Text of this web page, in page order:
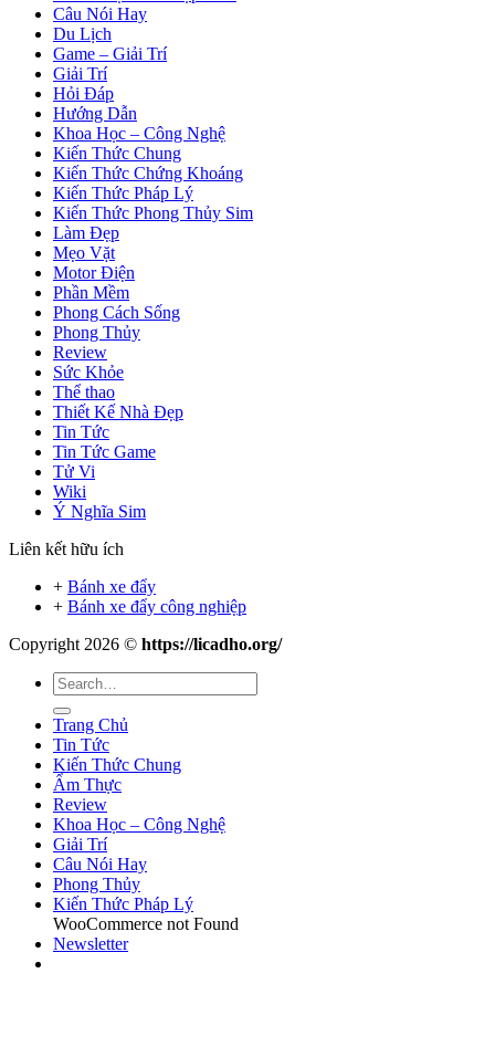
Câu Nói Hay
Du Lịch
Game – Giải Trí
Giải Trí
Hỏi Đáp
Hướng Dẫn
Khoa Học – Công Nghệ
Kiến Thức Chung
Kiến Thức Chứng Khoáng
Kiến Thức Pháp Lý
Kiến Thức Phong Thủy Sim
Làm Đẹp
Mẹo Vặt
Motor Điện
Phần Mềm
Phong Cách Sống
Phong Thủy
Review
Sức Khỏe
Thể thao
Thiết Kế Nhà Đẹp
Tin Tức
Tin Tức Game
Tử Vi
Wiki
Ý Nghĩa Sim
Liên kết hữu ích
+ Bánh xe đẩy
+ Bánh xe đẩy công nghiệp
Copyright 2026 © https://licadho.org/
Trang Chủ
Tin Tức
Kiến Thức Chung
Ẩm Thực
Review
Khoa Học – Công Nghệ
Giải Trí
Câu Nói Hay
Phong Thủy
Kiến Thức Pháp Lý
WooCommerce not Found
Newsletter